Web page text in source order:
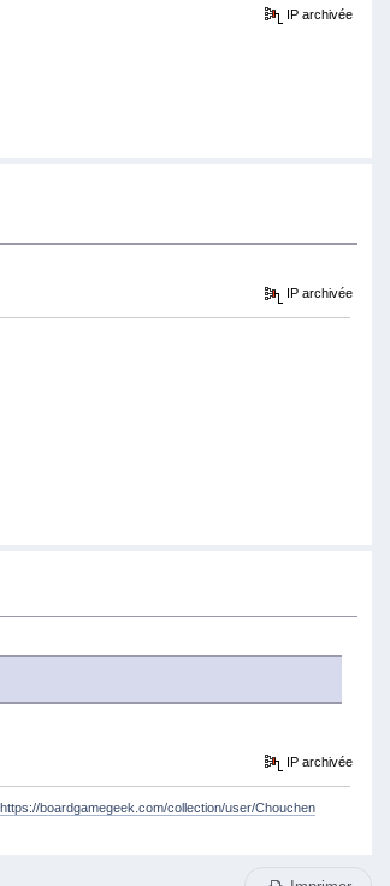
IP archivée
IP archivée
IP archivée
https://boardgamegeek.com/collection/user/Chouchen